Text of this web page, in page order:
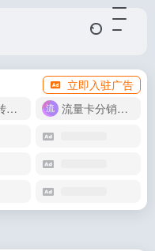
立即入驻广告
礼品单中转同步单
流量卡分销代理